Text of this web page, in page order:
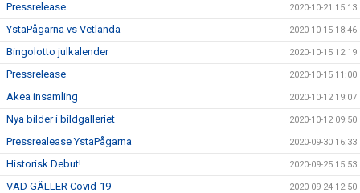
Pressrelease 2020-10-21 15:13
YstaPågarna vs Vetlanda 2020-10-15 18:46
Bingolotto julkalender 2020-10-15 12:19
Pressrelease 2020-10-15 11:00
Akea insamling 2020-10-12 19:07
Nya bilder i bildgalleriet 2020-10-12 09:50
Pressrealease YstaPågarna 2020-09-30 16:33
Historisk Debut! 2020-09-25 15:53
VAD GÄLLER Covid-19 2020-09-24 12:50